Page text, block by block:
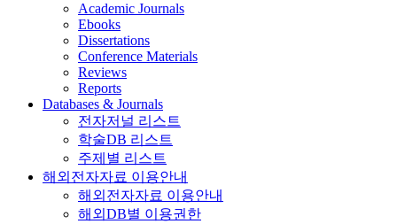
Academic Journals
Ebooks
Dissertations
Conference Materials
Reviews
Reports
Databases & Journals
전자저널 리스트
학술DB 리스트
주제별 리스트
해외전자자료 이용안내
해외전자자료 이용안내
해외DB별 이용권한